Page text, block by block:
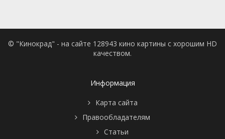
© "Кинокрад" - на сайте 128943 кино картины с хорошим HD
качеством.
Информация
Карта сайта
Правообладателям
Статьи